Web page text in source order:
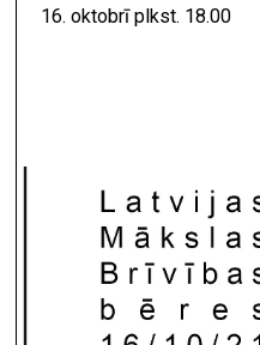
16. oktobrī plkst. 18.00